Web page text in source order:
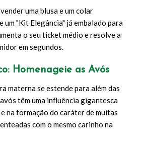
uma blusa e um colar
um "Kit Elegância" já embalado para
o seu ticket médio e resolve a
em segundos.
Homenageie as Avós
materna se estende para além das
têm uma influência gigantesca
na formação do caráter de muitas
com o mesmo carinho na